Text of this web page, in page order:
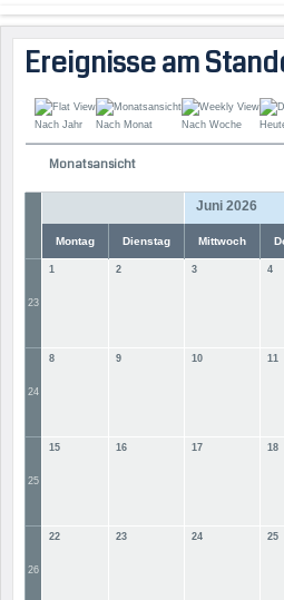
Ereignisse am
Nach Jahr Nach Monat Nach Woche
Monatsansicht
Juni 2026
Montag Dienstag Mittwoch
23
1 2 3 4
24
8 9 10 11
25
15 16 17 18
26
22 23 24 25